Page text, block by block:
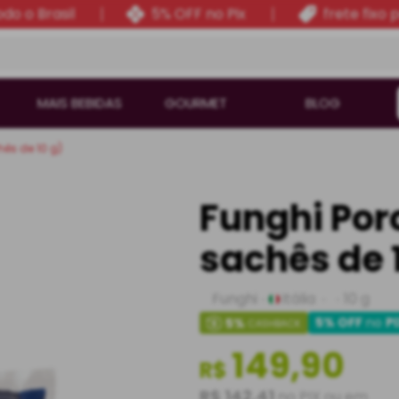
o Brasil 5% OFF no Pix frete fixo
MAIS BEBIDAS GOURMET BLOG
de 10 g)
Funghi
sachês de
5% CASHBACK 5% OFFno
R$149,90